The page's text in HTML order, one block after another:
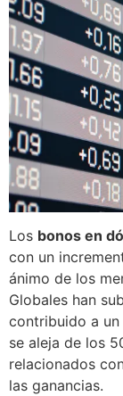
Los bonos en
con un
ánimo de los
Globales han
contribuido a
se aleja de los
relacionados
las ganancias.